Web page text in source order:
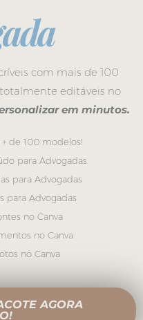
com mais de 100
editáveis no
em minutos.
de 100 modelos!
para Advogadas
para Advogadas
para Advogadas
no Canva
no Canva
no Canva
AGORA